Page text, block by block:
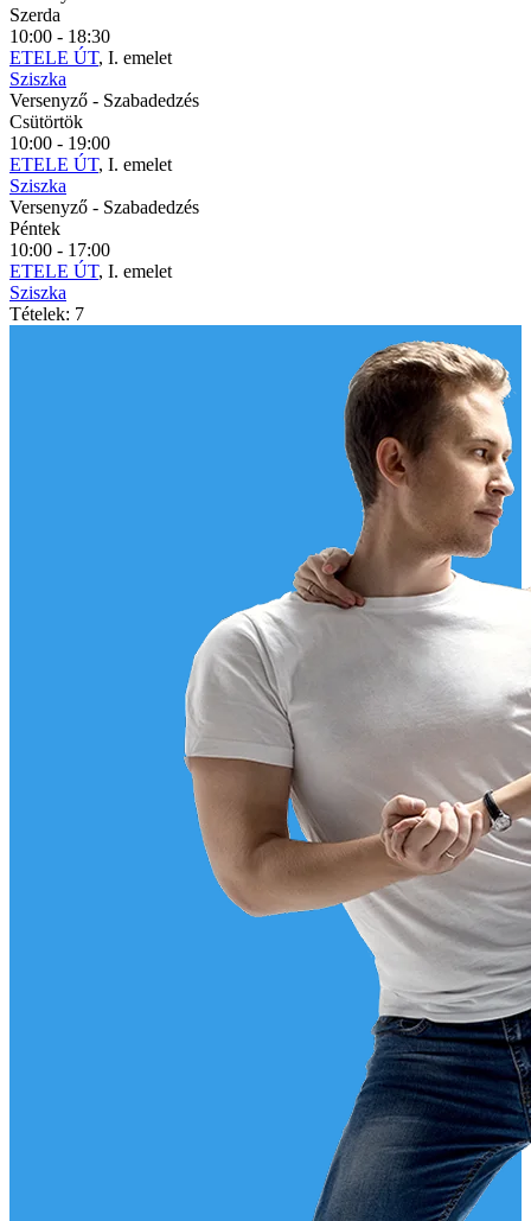
Szerda
10:00 - 18:30
ETELE ÚT, I. emelet
Sziszka
Versenyző - Szabadedzés
Csütörtök
10:00 - 19:00
ETELE ÚT, I. emelet
Sziszka
Versenyző - Szabadedzés
Péntek
10:00 - 17:00
ETELE ÚT, I. emelet
Sziszka
Tételek: 7